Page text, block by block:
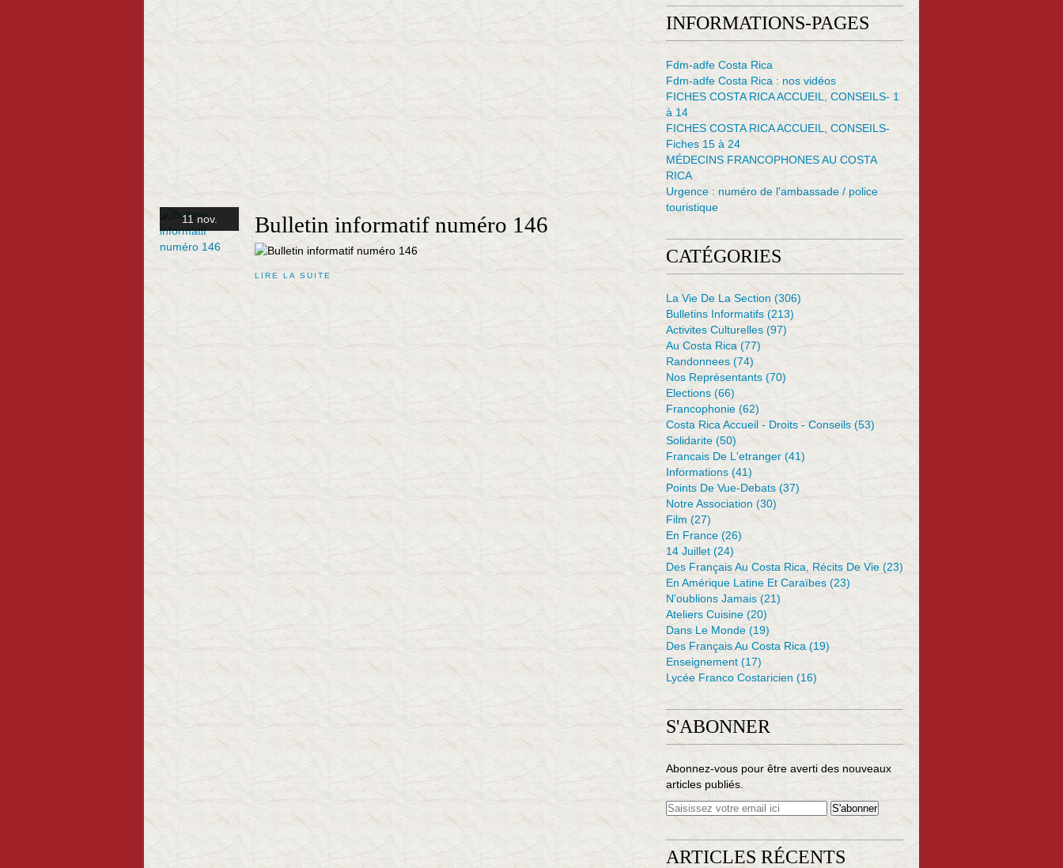
11 nov. Bulletin informatif numéro 146
LIRE LA SUITE
INFORMATIONS-PAGES
Fdm-adfe Costa Rica
Fdm-adfe Costa Rica : nos vidéos
FICHES COSTA RICA ACCUEIL, CONSEILS- 1
à 14
FICHES COSTA RICA ACCUEIL, CONSEILS-
Fiches 15 à 24
MÉDECINS FRANCOPHONES AU COSTA
RICA
Urgence : numéro de l'ambassade / police
touristique
CATÉGORIES
La Vie De La Section (306)
Bulletins Informatifs(213)
Activites Culturelles (97)
Au Costa Rica (77)
Randonnees (74)
Nos Représentants (70)
Elections (66)
Francophonie (62)
Costa Rica Accueil - Droits - Conseils (53)
Solidarite (50)
Francais De L'etranger (41)
Informations (41)
Points De Vue-Debats (37)
Notre Association (30)
Film (27)
En France (26)
14 Juillet (24)
Des Français Au Costa Rica, Récits De Vie (23)
En Amérique Latine Et Caraïbes (23)
N'oublions Jamais (21)
Ateliers Cuisine (20)
Dans Le Monde (19)
Des Français Au Costa Rica (19)
Enseignement (17)
Lycée Franco Costaricien (16)
S'ABONNER
Abonnez-vous pour être averti des nouveaux
articles publiés.
ARTICLES RÉCENTS